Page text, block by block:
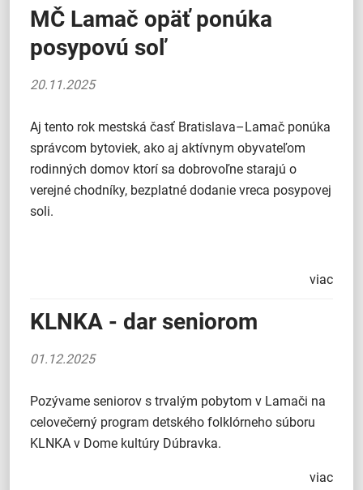
MČ Lamač opäť ponúka
posypovú soľ
20.11.2025
Aj tento rok mestská časť Bratislava–Lamač ponúka
správcom bytoviek, ako aj aktívnym obyvateľom
rodinných domov ktorí sa dobrovoľne starajú o
verejné chodníky, bezplatné dodanie vreca posypovej
soli.
viac
KLNKA - dar seniorom
01.12.2025
Pozývame seniorov s trvalým pobytom v Lamači na
celovečerný program detského folklórneho súboru
KLNKA v Dome kultúry Dúbravka.
viac